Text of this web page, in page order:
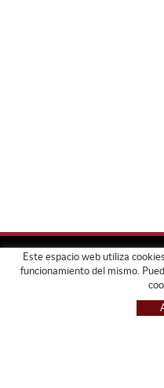
Este espacio web utiliza
funcionamiento del mismo.